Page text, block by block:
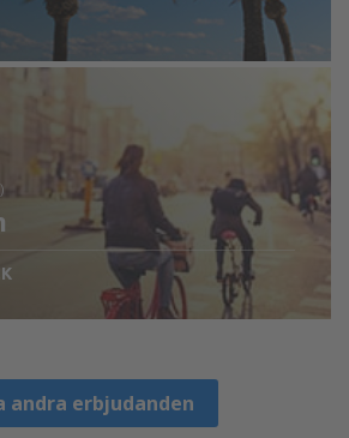
andra erbjudanden